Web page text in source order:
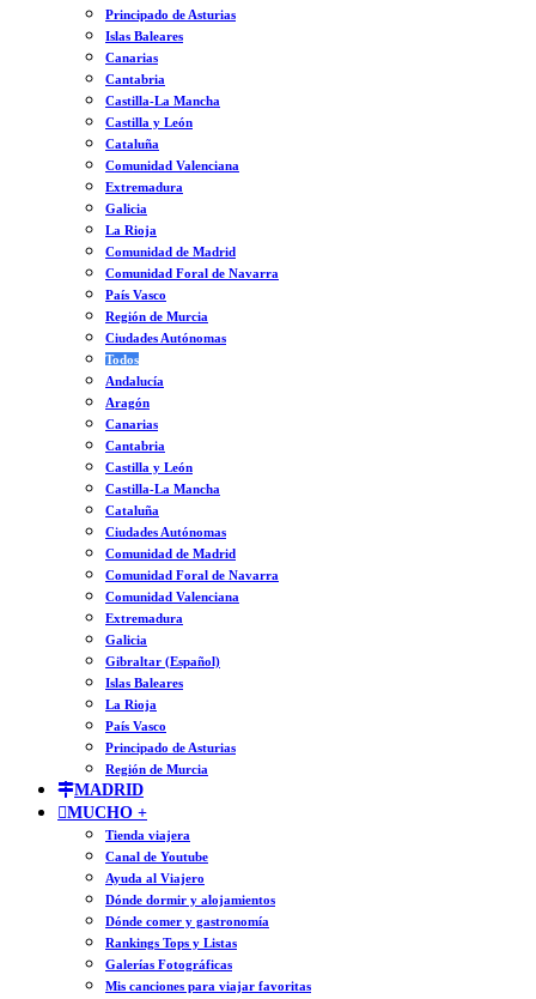
Principado de Asturias
Islas Baleares
Canarias
Cantabria
Castilla-La Mancha
Castilla y León
Cataluña
Comunidad Valenciana
Extremadura
Galicia
La Rioja
Comunidad de Madrid
Comunidad Foral de Navarra
País Vasco
Región de Murcia
Ciudades Autónomas
Todos
Andalucía
Aragón
Canarias
Cantabria
Castilla y León
Castilla-La Mancha
Cataluña
Ciudades Autónomas
Comunidad de Madrid
Comunidad Foral de Navarra
Comunidad Valenciana
Extremadura
Galicia
Gibraltar (Español)
Islas Baleares
La Rioja
País Vasco
Principado de Asturias
Región de Murcia
MADRID
MUCHO +
Tienda viajera
Canal de Youtube
Ayuda al Viajero
Dónde dormir y alojamientos
Dónde comer y gastronomía
Rankings Tops y Listas
Galerías Fotográficas
Mis canciones para viajar favoritas